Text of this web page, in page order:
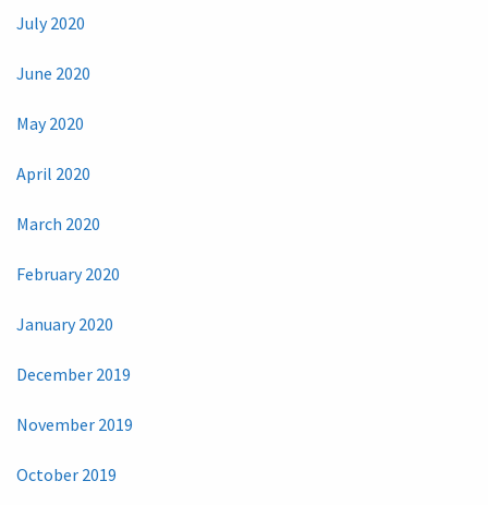
July 2020
June 2020
May 2020
April 2020
March 2020
February 2020
January 2020
December 2019
November 2019
October 2019